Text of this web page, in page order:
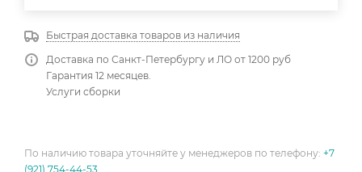
Быстрая доставка товаров из наличия
Доставка по Санкт-Петербургу и ЛО от 1200 руб
Гарантия 12 месяцев.
Услуги сборки
По наличию товара уточняйте у менеджеров по телефону: +7
(921) 754-44-53